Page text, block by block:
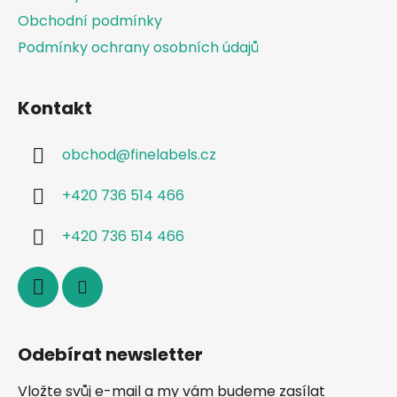
Obchodní podmínky
Podmínky ochrany osobních údajů
Kontakt
obchod@finelabels.cz
+420 736 514 466
+420 736 514 466
Odebírat newsletter
Vložte svůj e-mail a my vám budeme zasílat